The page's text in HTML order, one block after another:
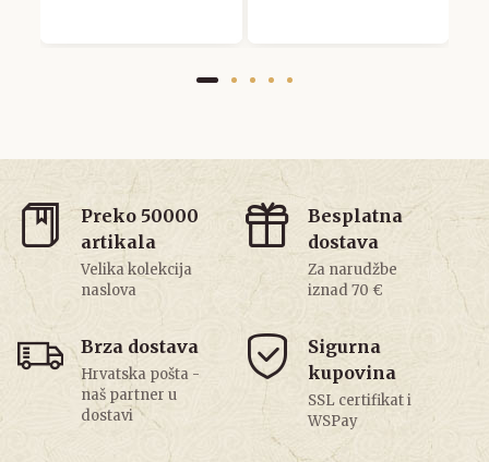
Preko 50000
artikala
Velika kolekcija
naslova
Besplatna
dostava
Za narudžbe
iznad 70 €
Brza dostava
Hrvatska pošta -
naš partner u
dostavi
Sigurna
kupovina
SSL certifikat i
WSPay